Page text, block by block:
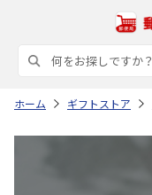
ホーム ギフトストア